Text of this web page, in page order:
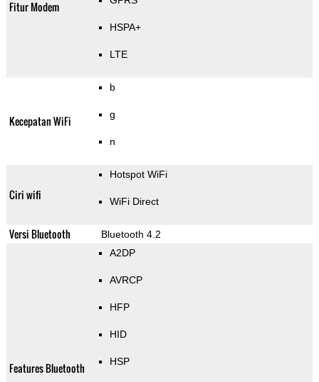
Fitur Modem
HSPA+
LTE
Kecepatan WiFi
b
g
n
Ciri wifi
Hotspot WiFi
WiFi Direct
Versi Bluetooth Bluetooth 4.2
Features Bluetooth
A2DP
AVRCP
HFP
HID
HSP